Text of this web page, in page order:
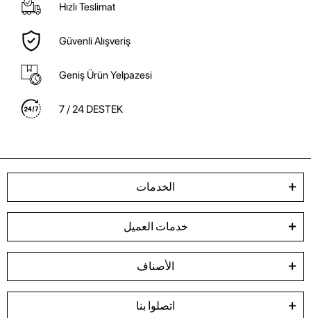
Hızlı Teslimat
Güvenli Alışveriş
Geniş Ürün Yelpazesi
7 / 24 DESTEK
الخدمات
خدمات العميل
الأصناف
اتصلوا بنا